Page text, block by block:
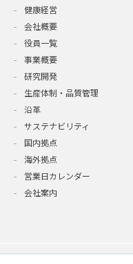
健康経営
会社概要
役員一覧
事業概要
研究開発
生産体制・品質管理
沿革
サステナビリティ
国内拠点
海外拠点
営業日カレンダー
会社案内